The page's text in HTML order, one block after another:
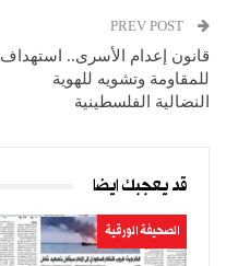
قانون إعدام الأسرى.. استهداف
للمقاومة وتشويه للهوية
النضالية الفلسطينية
قد يعجبك ايضا
الصحيفة الورقية